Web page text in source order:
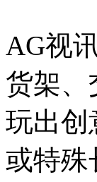
AG视
货架、
玩出创
或特殊